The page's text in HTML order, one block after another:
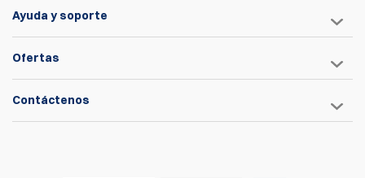
Ayuda y soporte
Ofertas
Contáctenos